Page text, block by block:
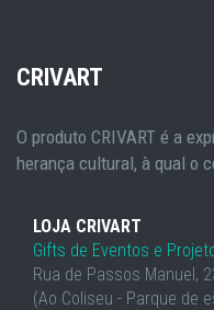
CRIVART
O produto CRIVART é a
herança cultural, à qual o
LOJA CRIVART
Gifts de Eventos e
Rua de Passos Manuel,
(Ao Coliseu - Parque de